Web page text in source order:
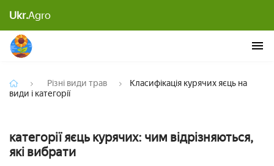
Ukr.Agro
Різні види трав
Класифікація курячих яєць на
види і категорії
категорії яєць курячих: чим відрізняються,
які вибрати